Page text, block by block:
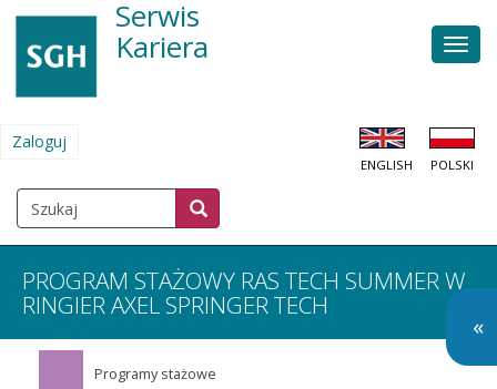
Przejdź
treści
Serwis
Kariera
MENU
UŻYTKOWNIKA
Zaloguj
ENGLISH POLSKI
SZUKAJ
Szukaj Szukaj
«
PROGRAM STAŻOWY RAS TECH SUMMER W
RINGIER AXEL SPRINGER TECH
Programy stażowe